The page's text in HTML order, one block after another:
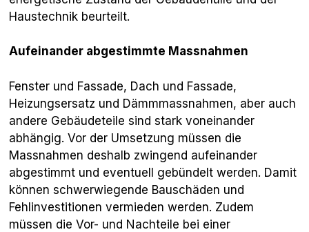
Haustechnik beurteilt.
Aufeinander abgestimmte Massnahmen
Fenster und Fassade, Dach und Fassade,
Heizungsersatz und Dämmmassnahmen, aber auch
andere Gebäudeteile sind stark voneinander
abhängig. Vor der Umsetzung müssen die
Massnahmen deshalb zwingend aufeinander
abgestimmt und eventuell gebündelt werden. Damit
können schwerwiegende Bauschäden und
Fehlinvestitionen vermieden werden. Zudem
müssen die Vor- und Nachteile bei einer